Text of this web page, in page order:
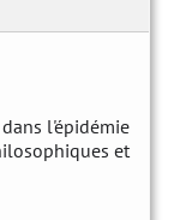
l'épidémie
et